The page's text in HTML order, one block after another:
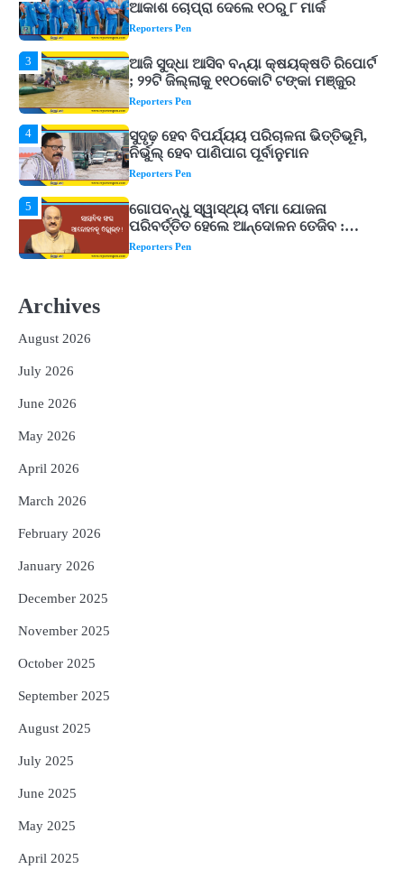
; ୨୨ଟି ଜିଲ୍ଲାକୁ ୧୧୦କୋଟି ଟଙ୍କା ମଞ୍ଜୁର
Reporters Pen
4
ସୁଦୃଢ଼ ହେବ ବିପର୍ଯ୍ୟୟ ପରିଚାଳନା ଭିତ୍ତିଭୂମି,
ନିର୍ଭୁଲ୍ ହେବ ପାଣିପାଗ ପୂର୍ବାନୁମାନ
Reporters Pen
5
ଗୋପବନ୍ଧୁ ସ୍ୱାସ୍ଥ୍ୟ ବୀମା ଯୋଜନା
ପରିବର୍ତ୍ତିତ ହେଲେ ଆନ୍ଦୋଳନ ତେଜିବ :
ଉତ୍କଳ ସାମ୍ବାଦିକ ସଂଘ
Reporters Pen
1
Shiva Mantras Sawan 2026: ଶ୍ରାବଣରେ
ନିୟମିତ ଜପ କରନ୍ତୁ ଭଗବାନ ଶିବଙ୍କ ଏହି
୩ଟି ଶକ୍ତିଶାଳୀ ମନ୍ତ୍ର, ଦୂର ହୋଇପାରେ
ଆର୍ଥିକ ସଙ୍କଟ
Reporters Pen
5
Archives
August 2026
July 2026
June 2026
May 2026
April 2026
March 2026
February 2026
January 2026
December 2025
November 2025
October 2025
September 2025
August 2025
July 2025
June 2025
May 2025
April 2025